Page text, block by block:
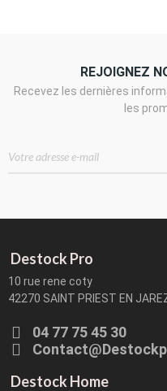
REJOIGNEZ
Recevez les dernières
les
Destock Pro
10 rue rene coty
42270 SAINT PRIEST EN
04 77 75 45 30
Destock Home